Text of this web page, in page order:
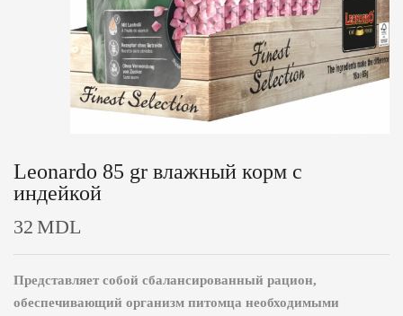
Leonardo 85 gr влажный корм с
индейкой
32 MDL
Представляет собой сбалансированный рацион,
обеспечивающий организм питомца необходимыми